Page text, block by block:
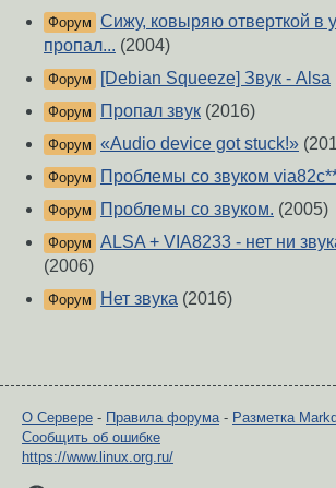
Форум Сижу, ковыряю отверткой в
пропал... (2004)
Форум [Debian Squeeze] Звук - Alsa
Форум Пропал звук (2016)
Форум «Audio device got stuck!»
Форум Проблемы со звуком
Форум Проблемы со звуком. (2005)
Форум ALSA + VIA8233 - нет ни
(2006)
Форум Нет звука (2016)
О Сервере - Правила форума- Разметка
Сообщить об ошибке
https://www.linux.org.ru/